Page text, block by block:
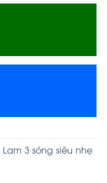
Lam 3 sóng siêu nhẹ